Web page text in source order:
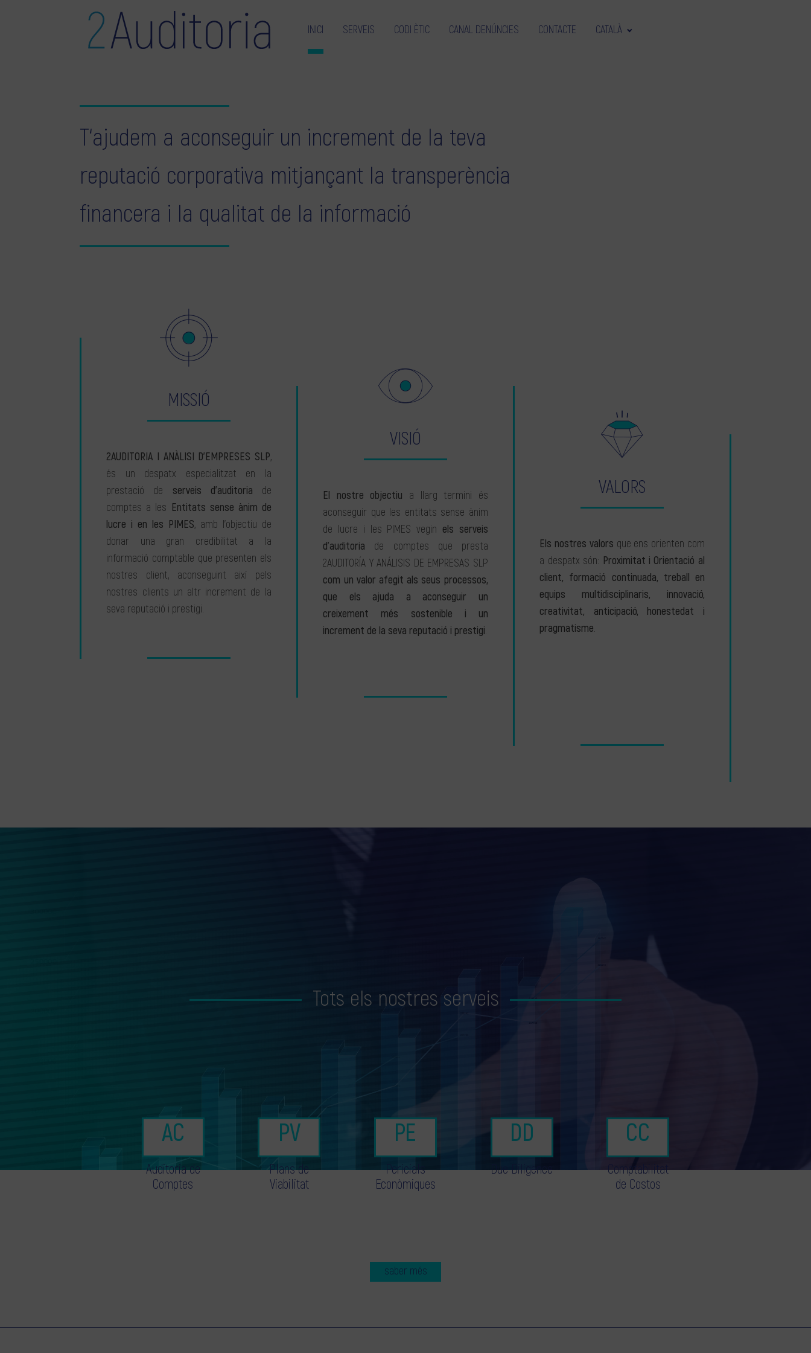
INICI SERVEIS CODI ÈTIC CANAL DENÚNCIES CONTACTE CATALÀ
T‘ajudem a aconseguir un increment de la teva
reputació corporativa mitjançant la transperència
financera i la qualitat de la informació
MISSIÓ
2AUDITORIA I ANÀLISI D’EMPRESES SLP,
és un despatx especialitzat en la
prestació de serveis d’auditoria de
comptes a les Entitats sense ànim de
lucre i en les PIMES, amb l’objectiu de
donar una gran credibilitat a la
informació comptable que presenten els
nostres client, aconseguint així pels
nostres clients un altr increment de la
seva reputació i prestigi.
VISIÓ
El nostre objectiu a llarg termini és
aconseguir que les entitats sense ànim
de lucre i les PIMES vegin els serveis
d’auditoria de comptes que presta
2AUDITORÍA Y ANÁLISIS DE EMPRESAS SLP
com un valor afegit als seus processos,
que els ajuda a aconseguir un
creixement més sostenible i un
increment de la seva reputació i prestigi.
VALORS
Els nostres valors que ens orienten com
a despatx són: Proximitat i Orientació al
client, formació continuada, treball en
equips multidisciplinaris, innovació,
creativitat, anticipació, honestedat i
pragmatisme.
Tots els nostres serveis
Auditoria de
Comptes
Plans de
Viabilitat
Pericials
Econòmiques
Due Diligence
Comptabilitat
de Costos
saber més